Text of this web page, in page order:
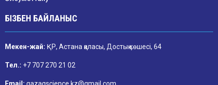
БІЗБЕН БАЙЛАНЫС
Мекен-жай: ҚР, Астана қаласы, Достық көшесі, 64
Тел.: +7 707 270 21 02